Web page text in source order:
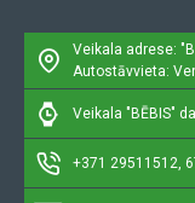
Veikala adrese:
Autostāvvieta:
Veikala "BĒBIS"
+371 29511512,